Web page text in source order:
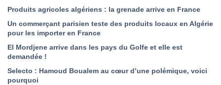
Produits agricoles algériens : la grenade arrive en France
Un commerçant parisien teste des produits locaux en Algérie
pour les importer en France
El Mordjene arrive dans les pays du Golfe et elle est
demandée !
Selecto : Hamoud Boualem au cœur d’une polémique, voici
pourquoi